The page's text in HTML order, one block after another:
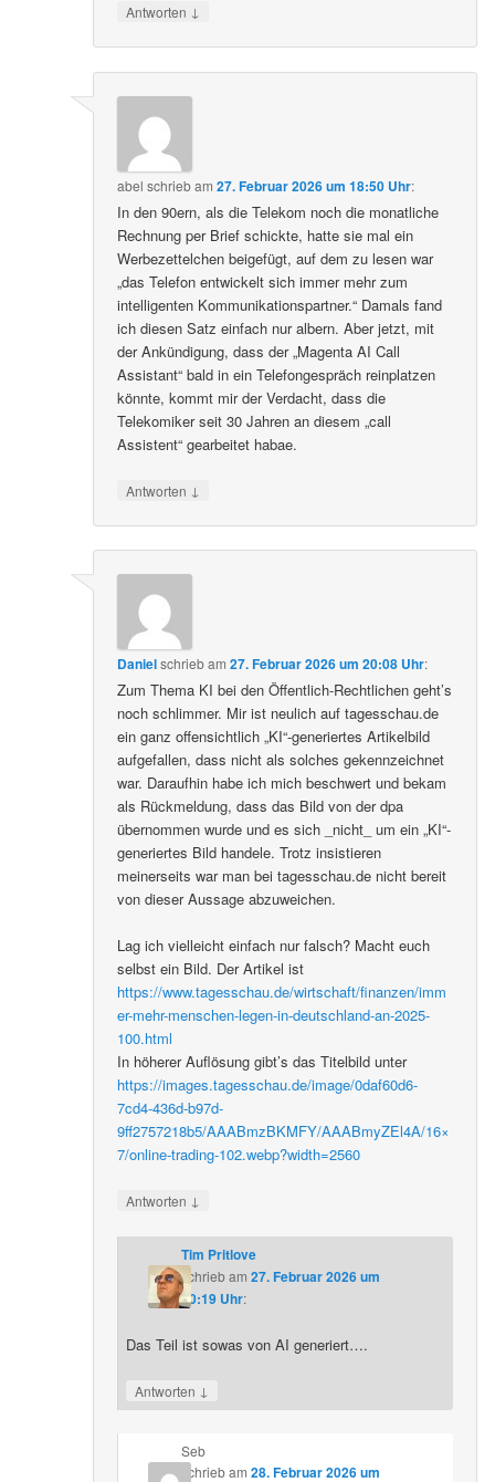
Antworten ↓
abel schriebam27. Februar 2026 um 18:50 Uhr:
In den 90ern, als die Telekom noch die monatliche
Rechnung per Brief schickte, hatte sie mal ein
Werbezettelchen beigefügt, auf dem zu lesen war
„das Telefon entwickelt sich immer mehr zum
intelligenten Kommunikationspartner.“ Damals fand
ich diesen Satz einfach nur albern. Aber jetzt, mit
der Ankündigung, dass der „Magenta AI Call
Assistant“ bald in ein Telefongespräch reinplatzen
könnte, kommt mir der Verdacht, dass die
Telekomiker seit 30 Jahren an diesem „call
Assistent“ gearbeitet habae.
Antworten ↓
Danielschriebam27. Februar 2026 um 20:08 Uhr:
Zum Thema KI bei den Öffentlich-Rechtlichen geht’s
noch schlimmer. Mir ist neulich auf tagesschau.de
ein ganz offensichtlich „KI“-generiertes Artikelbild
aufgefallen, dass nicht als solches gekennzeichnet
war. Daraufhin habe ich mich beschwert und bekam
als Rückmeldung, dass das Bild von der dpa
übernommen wurde und es sich _nicht_ um ein „KI“-
generiertes Bild handele. Trotz insistieren
meinerseits war man bei tagesschau.de nicht bereit
von dieser Aussage abzuweichen.
Lag ich vielleicht einfach nur falsch? Macht euch
selbst ein Bild. Der Artikel ist
https://www.tagesschau.de/wirtschaft/finanzen/imm
er-mehr-menschen-legen-in-deutschland-an-2025-
100.html
In höherer Auflösung gibt’s das Titelbild unter
https://images.tagesschau.de/image/0daf60d6-
7cd4-436d-b97d-
9ff2757218b5/AAABmzBKMFY/AAABmyZEl4A/16×
7/online-trading-102.webp?width=2560
Antworten ↓
Tim Pritlove
schriebam 27. Februar 2026 um
20:19 Uhr:
Das Teil ist sowas von AI generiert….
Antworten ↓
Seb
schriebam 28. Februar 2026 um